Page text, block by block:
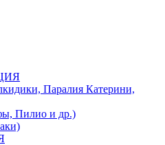
Паралия Катерини,
Пилио и др.)